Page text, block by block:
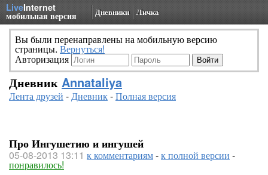
LiveInternet
мобильная версия Дневники Личка
Вы были перенаправлены на мобильную версию
страницы. Вернуться!
Авторизация
Дневник Annataliya
Лента друзей -Дневник-Полная версия
Про Ингушетию и ингушей
05-08-2013 13:11 к комментариям-к полной версии -
понравилось!